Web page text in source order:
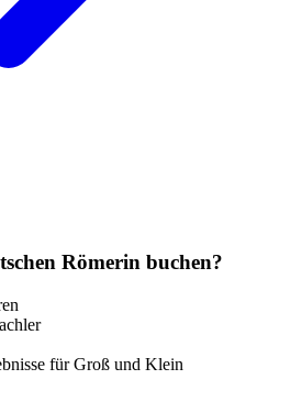
Römerin buchen?
für Groß und Klein